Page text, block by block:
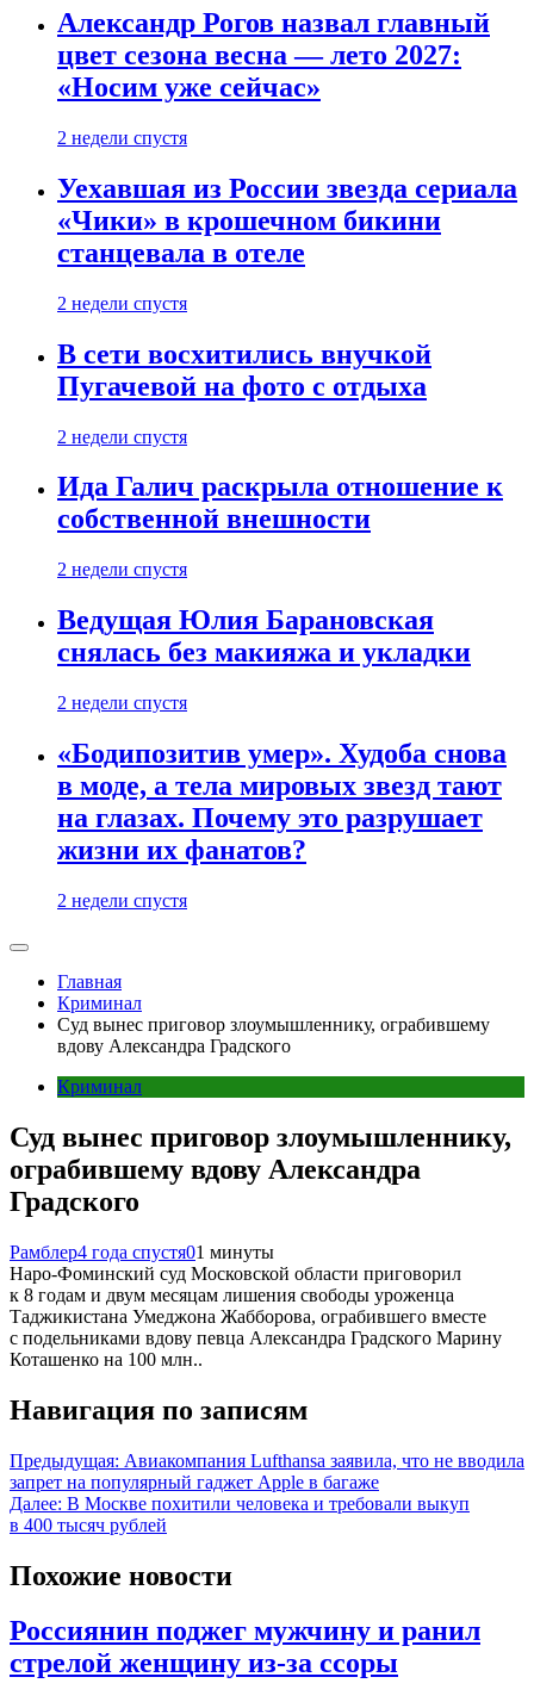
Александр Рогов назвал главный
цвет сезона весна — лето 2027:
«Носим уже сейчас»
2 недели спустя
Уехавшая из России звезда сериала
«Чики» в крошечном бикини
станцевала в отеле
2 недели спустя
В сети восхитились внучкой
Пугачевой на фото с отдыха
2 недели спустя
Ида Галич раскрыла отношение к
собственной внешности
2 недели спустя
Ведущая Юлия Барановская
снялась без макияжа и укладки
2 недели спустя
«Бодипозитив умер». Худоба снова
в моде, а тела мировых звезд тают
на глазах. Почему это разрушает
жизни их фанатов?
2 недели спустя
Главная
Криминал
Суд вынес приговор злоумышленнику, ограбившему
вдову Александра Градского
Криминал
Суд вынес приговор злоумышленнику,
ограбившему вдову Александра
Градского
Рамблер4 года спустя01 минуты
Наро-Фоминский суд Московской области приговорил
к 8 годам и двум месяцам лишения свободы уроженца
Таджикистана Умеджона Жабборова, ограбившего вместе
с подельниками вдову певца Александра Градского Марину
Коташенко на 100 млн..
Навигация по записям
Предыдущая: Авиакомпания Lufthansa заявила, что не вводила
запрет на популярный гаджет Apple в багаже
Далее: В Москве похитили человека и требовали выкуп
в 400 тысяч рублей
Похожие новости
Россиянин поджег мужчину и ранил
стрелой женщину из-за ссоры